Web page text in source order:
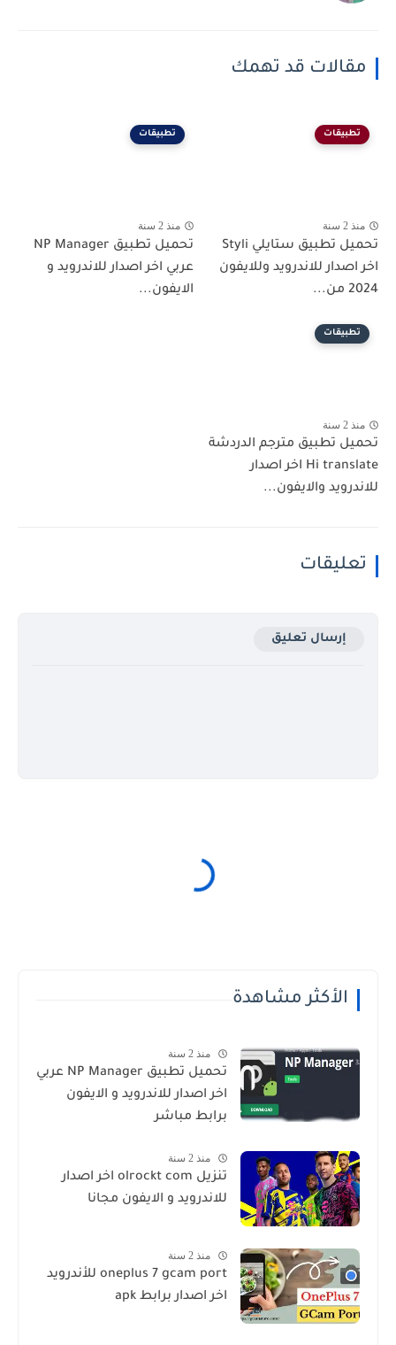
مقالات قد تهمك
تطبيقات
منذ 2 سنة
تحميل تطبيق ستايلي Styli
اخر اصدار للاندرويد وللايفون
2024 من...
تطبيقات
منذ 2 سنة
تحميل تطبيق NP Manager
عربي اخر اصدار للاندرويد و
الايفون...
تطبيقات
منذ 2 سنة
تحميل تطبيق مترجم الدردشة
Hi translate اخر اصدار
للاندرويد والايفون...
تعليقات
إرسال تعليق
الأكثر مشاهدة
منذ 2 سنة
تحميل تطبيق NP Manager عربي
اخر اصدار للاندرويد و الايفون
برابط مباشر
منذ 2 سنة
تنزيل olrockt com اخر اصدار
للاندرويد و الايفون مجانا
منذ 2 سنة
oneplus 7 gcam port للأندرويد
اخر اصدار برابط apk